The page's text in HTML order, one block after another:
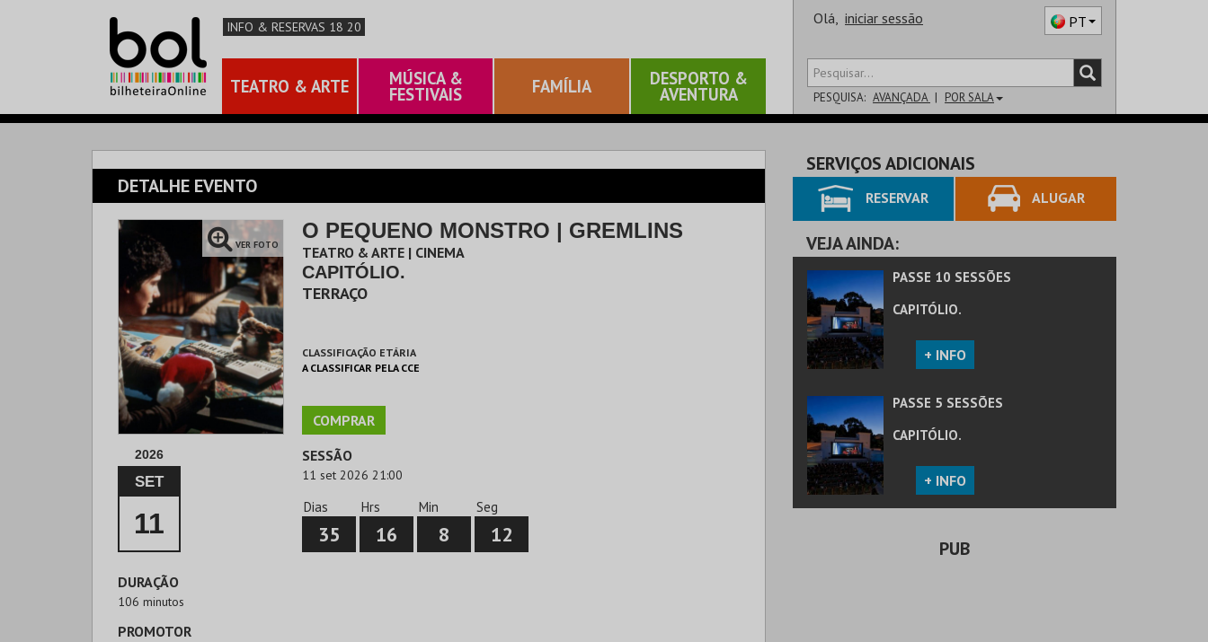
INFO & RESERVAS 18 20
TEATRO & ARTE MÚSICA &
FESTIVAIS FAMÍLIA DESPORTO &
AVENTURA
Olá, iniciar sessão PT
PESQUISA: AVANÇADA POR SALA
SALA
DETALHE EVENTO
VER FOTO
O PEQUENO MONSTRO | GREMLINS
TEATRO & ARTE | CINEMA
CAPITÓLIO.
TERRAÇO
CLASSIFICAÇÃO ETÁRIA
A CLASSIFICAR PELA CCE
COMPRAR
2026
SET
11
SESSÃO
11 set 2026 21:00
Dias
35
Hrs
16
Min
8
Seg
12
DURAÇÃO
106 minutos
PROMOTOR
SERVIÇOS ADICIONAIS
RESERVAR ALUGAR
VEJA AINDA:
PASSE 10 SESSÕES
CAPITÓLIO.
+ INFO
PASSE 5 SESSÕES
CAPITÓLIO.
+ INFO
PUB